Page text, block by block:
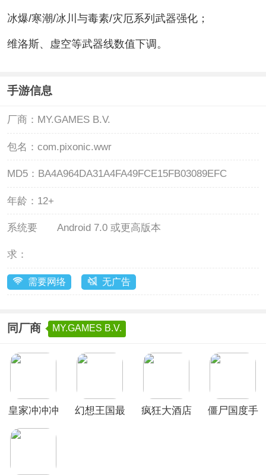
冰爆/寒潮/冰川与毒素/灾厄系列武器强化；
维洛斯、虚空等武器线数值下调。
手游信息
厂商： MY.GAMES B.V.
包名： com.pixonic.wwr
MD5： BA4A964DA31A4FA49FCE15FB03089EFC
年龄： 12+
系统要
求：
Android 7.0 或更高版本
需要网络 无广告
同厂商 MY.GAMES B.V.
皇家冲冲冲
幻想王国最
疯狂大酒店
僵尸国度手